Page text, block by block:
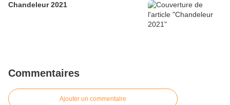
Chandeleur 2021
Commentaires
Ajouter un commentaire